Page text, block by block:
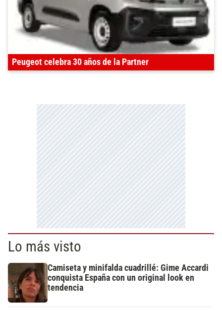
Peugeot celebra 30 años de la Partner
Lo más visto
Camiseta y minifalda cuadrillé: Gime Accardi
conquista España con un original look en
tendencia